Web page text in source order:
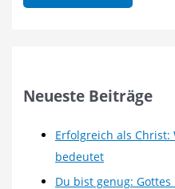
a
Neueste Beiträge
Erfolgreich als Christ:
bedeutet
Du bist genug: